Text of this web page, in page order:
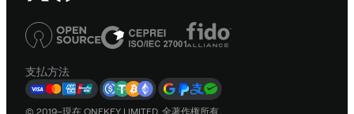
支払方法
© 2019–現在 ONEKEY LIMITED. 全著作権所有。